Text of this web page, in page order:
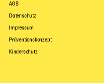
AGB
Datenschutz
Impressum
Präventionskonzept
Kinderschutz